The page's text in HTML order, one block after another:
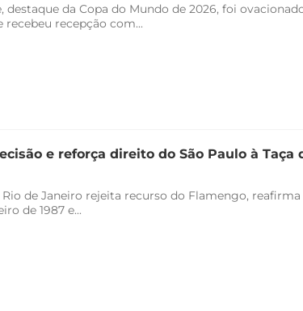
destaque da Copa do Mundo de 2026, foi
recepção com...
e reforça direito do São Paulo à Taça
de Janeiro rejeita recurso do Flamengo,
de 1987 e...